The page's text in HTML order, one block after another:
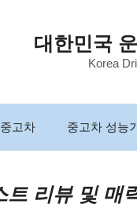
대한민국
Korea
중고차 중고차 성능
리뷰 및 매